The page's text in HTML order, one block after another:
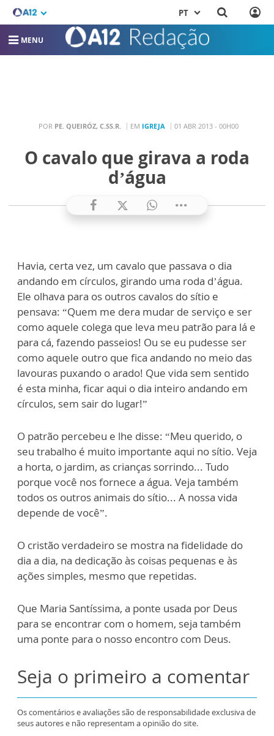
PT
MENU
POR PE. QUEIRÓZ, C.SS.R. EM IGREJA 01 ABR 2013 - 00H00
O cavalo que girava a roda
d’água
Havia, certa vez, um cavalo que passava o dia
andando em círculos, girando uma roda d’água.
Ele olhava para os outros cavalos do sítio e
pensava: “Quem me dera mudar de serviço e ser
como aquele colega que leva meu patrão para lá e
para cá, fazendo passeios! Ou se eu pudesse ser
como aquele outro que fica andando no meio das
lavouras puxando o arado! Que vida sem sentido
é esta minha, ficar aqui o dia inteiro andando em
círculos, sem sair do lugar!”
O patrão percebeu e lhe disse: “Meu querido, o
seu trabalho é muito importante aqui no sítio. Veja
a horta, o jardim, as crianças sorrindo... Tudo
porque você nos fornece a água. Veja também
todos os outros animais do sítio... A nossa vida
depende de você”.
O cristão verdadeiro se mostra na fidelidade do
dia a dia, na dedicação às coisas pequenas e às
ações simples, mesmo que repetidas.
Que Maria Santíssima, a ponte usada por Deus
para se encontrar com o homem, seja também
uma ponte para o nosso encontro com Deus.
Seja o primeiro a comentar
Os comentários e avaliações são de responsabilidade exclusiva de
seus autores e não representam a opinião do site.